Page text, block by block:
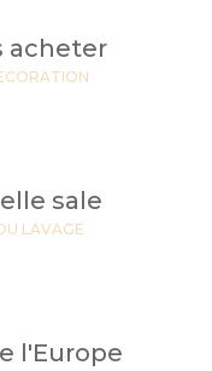
acheter
sale
LAVAGE
l'Europe